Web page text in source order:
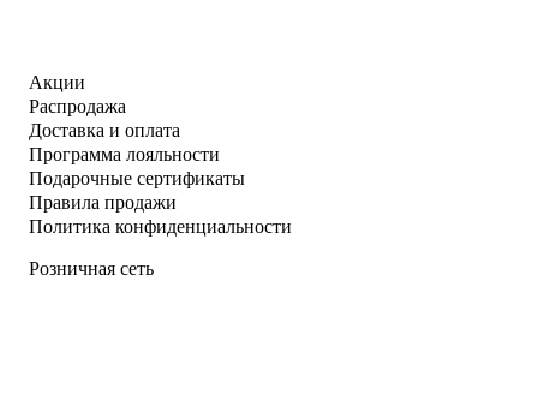
Акции
Распродажа
Доставка и оплата
Программа лояльности
Подарочные сертификаты
Правила продажи
Политика конфиденциальности
Розничная сеть